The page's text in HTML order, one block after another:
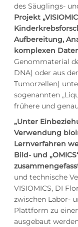
des Säuglings-
Projekt
Aufbereitung,
komplexen
Genommaterial
DNA) oder aus
Tumorzellen)
sogenannten
frühere und
„Unter
Verwendung
Lernverfahren
Bild- und
und technische
VISIOMICS, DI
zwischen Labor-
Plattform zu
ausgebaut